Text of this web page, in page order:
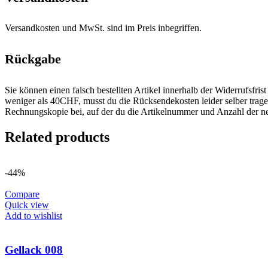
Versandkosten und MwSt. sind im Preis inbegriffen.
Rückgabe
Sie können einen falsch bestellten Artikel innerhalb der
weniger als 40CHF, musst du die Rücksendekosten leider selber
Rechnungskopie bei, auf der du die Artikelnummer und Anzahl der
Related products
-44%
Compare
Quick view
Add to wishlist
Gellack 008